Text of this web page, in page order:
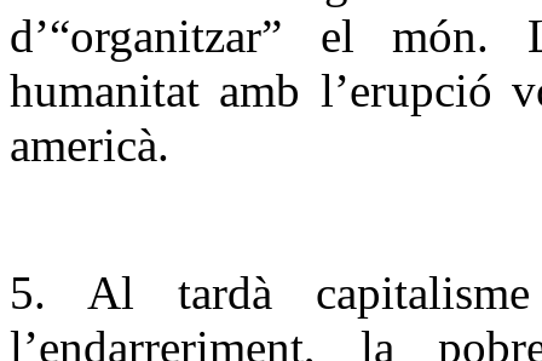
d’“organitzar” el
humanitat amb l’erupció
americà.
5. Al tardà
l’endarreriment, la